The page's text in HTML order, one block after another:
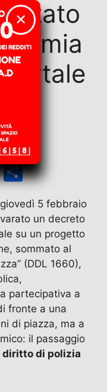
Stato
itt
C
o
n
di
vi
di
5 febbraio
un decreto
su un progetto
sommato al
(DDL 1660),
partecipativa a
fronte a una
di piazza, ma a
il passaggio
diritto di polizia
✕